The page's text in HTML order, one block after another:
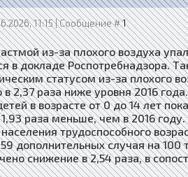
11:15 | Сообщение #1
из-за плохого воздуха
в докладе Роспотребнадзора.
статусом из-за плохого
в 2,37 раза ниже уровня 2016 года.
в возрасте от 0 до 14 лет
раза меньше, чем в 2016 году.
трудоспособного
дополнительных случая на
снижение в 2,54 раза, в